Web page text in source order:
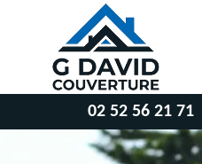
02 52 56 21 71